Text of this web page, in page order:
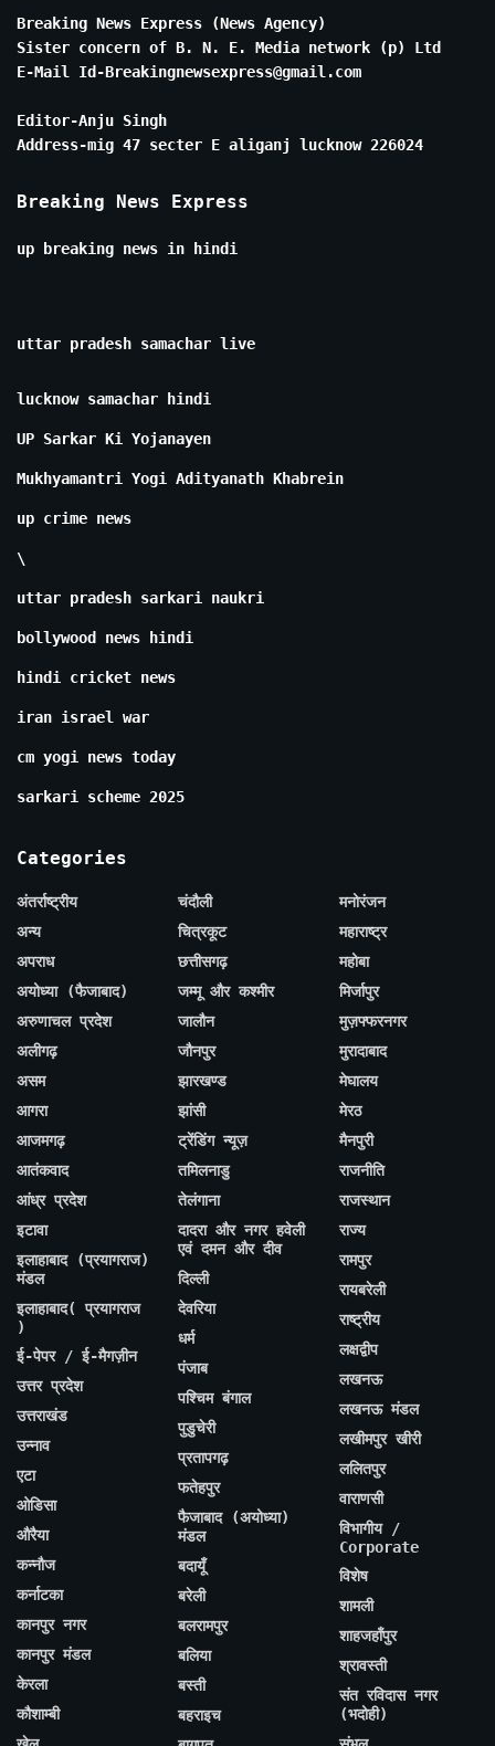
Breaking News Express (News Agency)
Sister concern of B. N. E. Media network (p) Ltd
E-Mail Id-Breakingnewsexpress@gmail.com
Editor-Anju Singh
Address-mig 47 secter E aliganj lucknow 226024
Breaking News Express
up breaking news in hindi
uttar pradesh samachar live
lucknow samachar hindi
UP Sarkar Ki Yojanayen
Mukhyamantri Yogi Adityanath Khabrein
up crime news
\
uttar pradesh sarkari naukri
bollywood news hindi
hindi cricket news
iran israel war
cm yogi news today
sarkari scheme 2025
Categories
अंतर्राष्ट्रीय
अन्य
अपराध
अयोध्या (फैजाबाद)
अरुणाचल प्रदेश
अलीगढ़
असम
आगरा
आजमगढ़
आतंकवाद
आंध्र प्रदेश
इटावा
इलाहाबाद (प्रयागराज)
मंडल
इलाहाबाद( प्रयागराज
)
ई-पेपर / ई-मैगज़ीन
उत्तर प्रदेश
उत्तराखंड
उन्नाव
एटा
ओडिसा
औरैया
कन्नौज
कर्नाटका
कानपुर नगर
कानपुर मंडल
केरला
कौशाम्बी
चंदौली
चित्रकूट
छत्तीसगढ़
जम्मू और कश्मीर
जालौन
जौनपुर
झारखण्ड
झांसी
ट्रेंडिंग न्यूज़
तमिलनाडु
तेलंगाना
दादरा और नगर हवेली
एवं दमन और दीव
दिल्ली
देवरिया
धर्म
पंजाब
पश्चिम बंगाल
पुडुचेरी
प्रतापगढ़
फतेहपुर
फैजाबाद (अयोध्या)
मंडल
बदायूँ
बरेली
बलरामपुर
बलिया
बस्ती
बहराइच
मनोरंजन
महाराष्ट्र
महोबा
मिर्जापुर
मुज़फ्फरनगर
मुरादाबाद
मेघालय
मेरठ
मैनपुरी
राजनीति
राजस्थान
राज्य
रामपुर
रायबरेली
राष्ट्रीय
लक्षद्वीप
लखनऊ
लखनऊ मंडल
लखीमपुर खीरी
ललितपुर
वाराणसी
विभागीय /
Corporate
विशेष
शामली
शाहजहाँपुर
श्रावस्ती
संत रविदास नगर
(भदोही)